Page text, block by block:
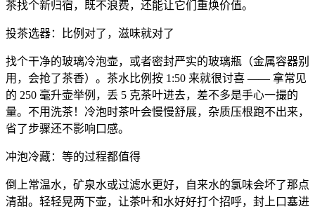
茶找个新归宿，既不浪费，还能让它们重焕价值。
投茶选器：比例对了，滋味就对了
找个干净的玻璃冷泡壶，或者密封严实的玻璃瓶（金属容器别
用，会抢了茶香）。茶水比例按 1:50 来就很讨喜 —— 拿常见
的 250 毫升壶举例，丢 5 克茶叶进去，差不多是手心一撮的
量。不用洗茶！冷泡时茶叶会慢慢舒展，杂质压根跑不出来，
省了步骤还不影响口感。
冲泡冷藏：等的过程都值得
倒上常温水，矿泉水或过滤水更好，自来水的氯味会坏了那点
清甜。轻轻晃两下壶，让茶叶和水好好打个招呼，封上口塞进